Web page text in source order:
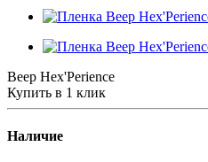
Веер Hex'Perience
Купить в 1 клик
Наличие